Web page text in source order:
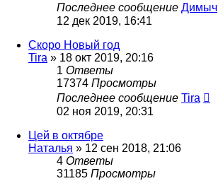
Последнее сообщение Димыч
12 дек 2019, 16:41
Скоро Новый год
Tira » 18 окт 2019, 20:16
1 Ответы
17374 Просмотры
Последнее сообщение Tira
02 ноя 2019, 20:31
Цей в октябре
Наталья » 12 сен 2018, 21:06
4 Ответы
31185 Просмотры